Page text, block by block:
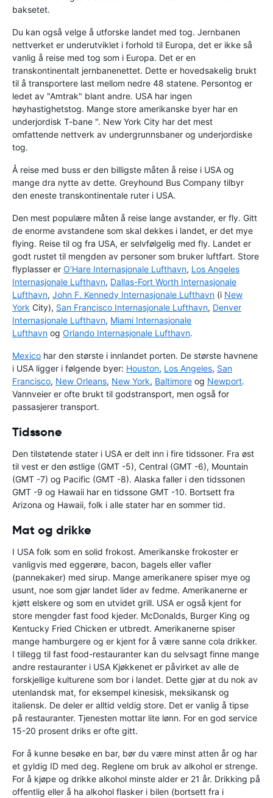
baksetet.
Du kan også velge å utforske landet med tog. Jernbanen
nettverket er underutviklet i forhold til Europa, det er ikke så
vanlig å reise med tog som i Europa. Det er en
transkontinentalt jernbanenettet. Dette er hovedsakelig brukt
til å transportere last mellom nedre 48 statene. Persontog er
ledet av "Amtrak" blant andre. USA har ingen
høyhastighetstog. Mange store amerikanske byer har en
underjordisk T-bane ". New York City har det mest
omfattende nettverk av undergrunnsbaner og underjordiske
tog.
Å reise med buss er den billigste måten å reise i USA og
mange dra nytte av dette. Greyhound Bus Company tilbyr
den eneste transkontinentale ruter i USA.
Den mest populære måten å reise lange avstander, er fly. Gitt
de enorme avstandene som skal dekkes i landet, er det mye
flying. Reise til og fra USA, er selvfølgelig med fly. Landet er
godt rustet til mengden av personer som bruker luftfart. Store
flyplasser er O'Hare Internasjonale Lufthavn, Los Angeles
Internasjonale Lufthavn, Dallas-Fort Worth Internasjonale
Lufthavn, John F. Kennedy Internasjonale Lufthavn (i New
York City), San Francisco Internasjonale Lufthavn, Denver
Internasjonale Lufthavn, Miami Internasjonale
Lufthavn og Orlando Internasjonale Lufthavn.
Mexico har den største i innlandet porten. De største havnene
i USA ligger i følgende byer: Houston, Los Angeles, San
Francisco, New Orleans, New York, Baltimore og Newport.
Vannveier er ofte brukt til godstransport, men også for
passasjerer transport.
Tidssone
Den tilstøtende stater i USA er delt inn i fire tidssoner. Fra øst
til vest er den østlige (GMT -5), Central (GMT -6), Mountain
(GMT -7) og Pacific (GMT -8). Alaska faller i den tidssonen
GMT -9 og Hawaii har en tidssone GMT -10. Bortsett fra
Arizona og Hawaii, folk i alle stater har en sommer tid.
Mat og drikke
I USA folk som en solid frokost. Amerikanske frokoster er
vanligvis med eggerøre, bacon, bagels eller vafler
(pannekaker) med sirup. Mange amerikanere spiser mye og
usunt, noe som gjør landet lider av fedme. Amerikanerne er
kjøtt elskere og som en utvidet grill. USA er også kjent for
store mengder fast food kjeder. McDonalds, Burger King og
Kentucky Fried Chicken er utbredt. Amerikanerne spiser
mange hamburgere og er kjent for å være sanne cola drikker.
I tillegg til fast food-restauranter kan du selvsagt finne mange
andre restauranter i USA Kjøkkenet er påvirket av alle de
forskjellige kulturene som bor i landet. Dette gjør at du nok av
utenlandsk mat, for eksempel kinesisk, meksikansk og
italiensk. De deler er alltid veldig store. Det er vanlig å tipse
på restauranter. Tjenesten mottar lite lønn. For en god service
15-20 prosent driks er ofte gitt.
For å kunne besøke en bar, bør du være minst atten år og har
et gyldig ID med deg. Reglene om bruk av alkohol er strenge.
For å kjøpe og drikke alkohol minste alder er 21 år. Drikking på
offentlig eller å ha alkohol flasker i bilen (bortsett fra i